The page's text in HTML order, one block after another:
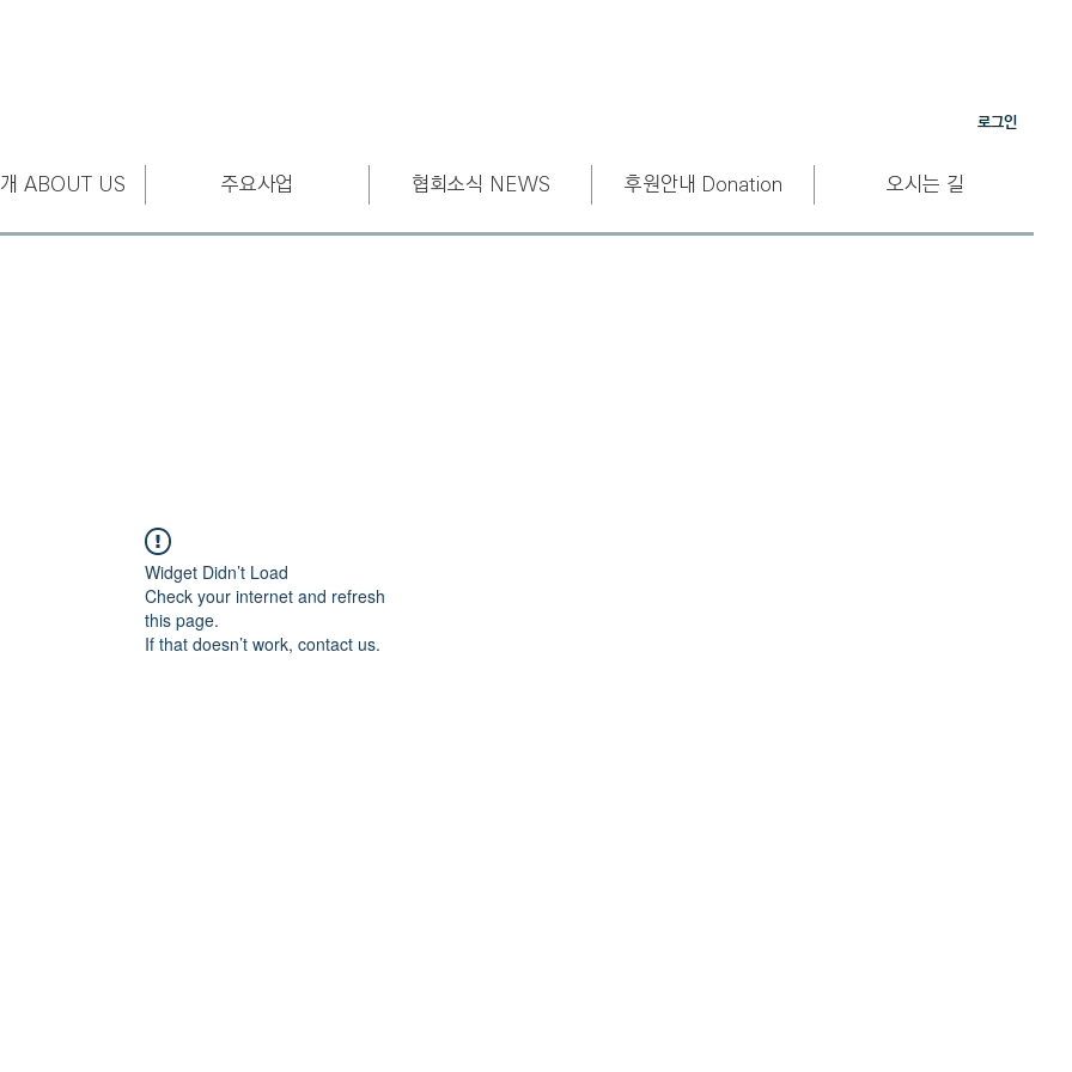
ABOUT US 주요사업 협회소식 NEWS 후원안내 Donation 오시는 길
로그인
Widget Didn’t Load
Check your internet and refresh
this page.
If that doesn’t work, contact us.